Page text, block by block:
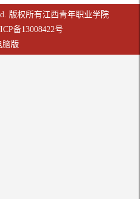
版权所有江西青年职业学院
备13008422号
脑版